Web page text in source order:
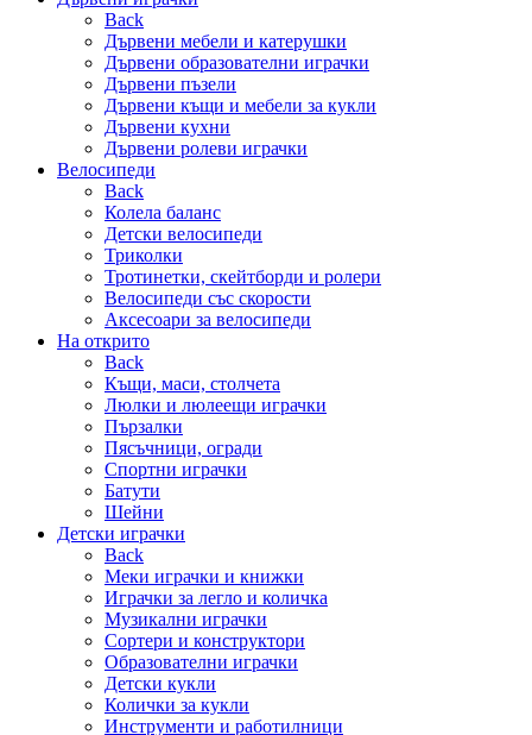
Back
Дървени мебели и катерушки
Дървени образователни играчки
Дървени пъзели
Дървени къщи и мебели за кукли
Дървени кухни
Дървени ролеви играчки
Велосипеди
Back
Колела баланс
Детски велосипеди
Триколки
Тротинетки, скейтборди и ролери
Велосипеди със скорости
Аксесоари за велосипеди
На открито
Back
Къщи, маси, столчета
Люлки и люлеещи играчки
Пързалки
Пясъчници, огради
Спортни играчки
Батути
Шейни
Детски играчки
Back
Меки играчки и книжки
Играчки за легло и количка
Музикални играчки
Сортери и конструктори
Образователни играчки
Детски кукли
Колички за кукли
Инструменти и работилници